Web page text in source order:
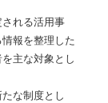
れる活用事
報を整理した
主な対象とし
な制度とし